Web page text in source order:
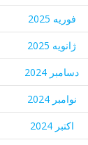
فوریه 2025
ژانویه 2025
دسامبر 2024
نوامبر 2024
اکتبر 2024